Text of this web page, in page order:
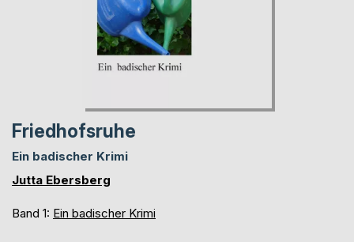
Friedhofsruhe
Ein badischer Krimi
Jutta Ebersberg
Band 1: Ein badischer Krimi